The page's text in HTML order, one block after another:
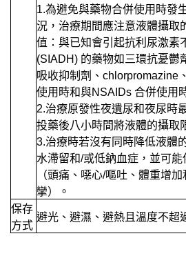
1.為避免與藥物合併使用時發
況，治療期間應注意液體攝取
值：與已知會引起抗利尿激素
(SIADH) 的藥物如三環抗憂鬱
吸收抑制劑、chlorpromazine
使用時和與NSAIDs 合併使用
2.治療原發性夜遺尿和夜尿時
投藥後八小時間將液體的攝取
3.治療時若沒有同時降低液體
水滯留和/或低鈉血症，並可
（頭痛、噁心/嘔吐、體重增
攣）。
保存
方式
避光、避濕、避熱且溫度不超